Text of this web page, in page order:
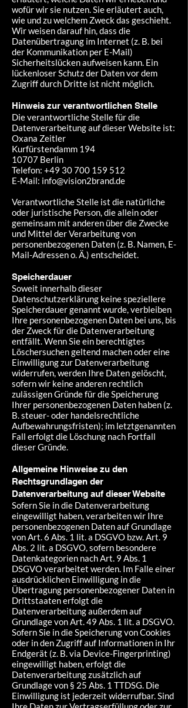
wofür wir sie nutzen. Sie erläutert auch,
wie und zu welchem Zweck das geschieht.
Wir weisen darauf hin, dass die
Datenübertragung im Internet (z. B. bei
der Kommunikation per E-Mail)
Sicherheitslücken aufweisen kann. Ein
lückenloser Schutz der Daten vor dem
Zugriff durch Dritte ist nicht möglich.
Hinweis zur verantwortlichen Stelle
Die verantwortliche Stelle für die
Datenverarbeitung auf dieser Website ist:
Oxana Zeitler
Kurfürstendamm 194
10707 Berlin
Telefon: +49 30 700 159 512
E-Mail: info@vision2brand.de
Verantwortliche Stelle ist die natürliche
oder juristische Person, die allein oder
gemeinsam mit anderen über die Zwecke
und Mittel der Verarbeitung von
personenbezogenen Daten (z. B. Namen, E-
Mail-Adressen o. Ä.) entscheidet.
Speicherdauer
Soweit innerhalb dieser
Datenschutzerklärung keine speziellere
Speicherdauer genannt wurde, verbleiben
Ihre personenbezogenen Daten bei uns, bis
der Zweck für die Datenverarbeitung
entfällt. Wenn Sie ein berechtigtes
Löschersuchen geltend machen oder eine
Einwilligung zur Datenverarbeitung
widerrufen, werden Ihre Daten gelöscht,
sofern wir keine anderen rechtlich
zulässigen Gründe für die Speicherung
Ihrer personenbezogenen Daten haben (z.
B. steuer- oder handelsrechtliche
Aufbewahrungsfristen); im letztgenannten
Fall erfolgt die Löschung nach Fortfall
dieser Gründe.
Allgemeine Hinweise zu den
Rechtsgrundlagen der
Datenverarbeitung auf dieser Website
Sofern Sie in die Datenverarbeitung
eingewilligt haben, verarbeiten wir Ihre
personenbezogenen Daten auf Grundlage
von Art. 6 Abs. 1 lit. a DSGVO bzw. Art. 9
Abs. 2 lit. a DSGVO, sofern besondere
Datenkategorien nach Art. 9 Abs. 1
DSGVO verarbeitet werden. Im Falle einer
ausdrücklichen Einwilligung in die
Übertragung personenbezogener Daten in
Drittstaaten erfolgt die
Datenverarbeitung außerdem auf
Grundlage von Art. 49 Abs. 1 lit. a DSGVO.
Sofern Sie in die Speicherung von Cookies
oder in den Zugriff auf Informationen in Ihr
Endgerät (z. B. via Device-Fingerprinting)
eingewilligt haben, erfolgt die
Datenverarbeitung zusätzlich auf
Grundlage von § 25 Abs. 1 TTDSG. Die
Einwilligung ist jederzeit widerrufbar. Sind